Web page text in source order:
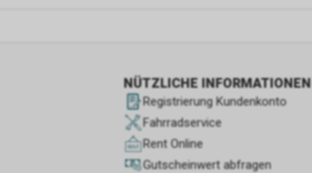
NÜTZLICHE INFORMATIONEN
Registrierung Kundenkonto
Fahrradservice
Rent Online
Gutscheinwert abfragen